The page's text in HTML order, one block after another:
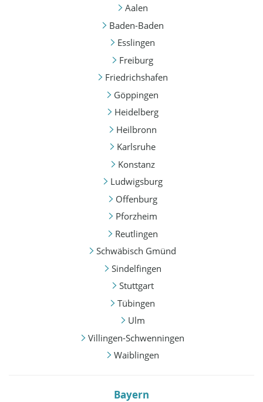
Aalen
Baden-Baden
Esslingen
Freiburg
Friedrichshafen
Göppingen
Heidelberg
Heilbronn
Karlsruhe
Konstanz
Ludwigsburg
Offenburg
Pforzheim
Reutlingen
Schwäbisch Gmünd
Sindelfingen
Stuttgart
Tübingen
Ulm
Villingen-Schwenningen
Waiblingen
Bayern